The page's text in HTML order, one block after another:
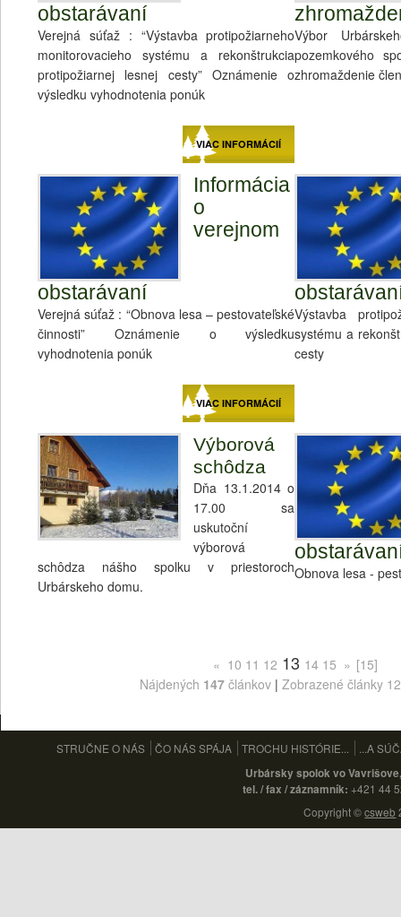
obstarávaní
Verejná súťaž : “Výstavba protipožiarneho
monitorovacieho systému a rekonštrukcia
protipožiarnej lesnej cesty” Oznámenie o
výsledku vyhodnotenia ponúk
VIAC INFORMÁCIÍ
Výbor
pozemkového
zhromaždenie
Informácia
o
verejnom
obstarávaní
Verejná súťaž : “Obnova lesa – pestovateľské
činnosti” Oznámenie o výsledku
vyhodnotenia ponúk
VIAC INFORMÁCIÍ
Výstavba
systému a
cesty
Výborová
schôdza
Dňa 13.1.2014 o
17.00 sa
uskutoční
výborová
schôdza nášho spolku v priestoroch
Urbárskeho domu.
Obnova lesa -
« 10 11 12 13 14 15 » [15]
Nájdených 147 článkov | Zobrazené články
STRUČNE O NÁS ČO NÁS SPÁJA TROCHU HISTÓRIE...
...A
Urbársky spolok vo
tel. / fax / záznamník: +421 44
Copyright ©csweb